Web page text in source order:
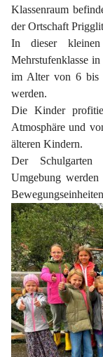
Klassenraum
der Ortschaft
In dieser
Mehrstufenklasse
im Alter von 6 bis
werden.
Die Kinder
Atmosphäre und
älteren Kindern.
Der Schulgarten
Umgebung